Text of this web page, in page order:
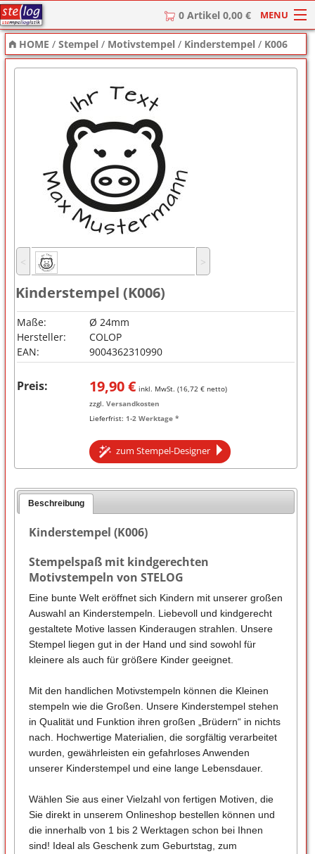
0 Artikel 0,00 € MENU
HOME
Stempel-Textplatten
Stempelzubehör
HOME /Stempel / Motivstempel / Kinderstempel / K006
˂ ˃
Kinderstempel (K006)
Maße:
Ø 24mm
Hersteller:
COLOP
EAN:
9004362310990
Preis: 19,90€ inkl. MwSt. (16,72€ netto)
zzgl. Versandkosten
Lieferfrist: 1-2 Werktage *
zum Stempel-Designer
Beschreibung
Kinderstempel (K006)
Stempelspaß mit kindgerechten
Motivstempeln von STELOG
Eine bunte Welt eröffnet sich Kindern mit unserer großen
Auswahl an Kinderstempeln. Liebevoll und kindgerecht
gestaltete Motive lassen Kinderaugen strahlen. Unsere
Stempel liegen gut in der Hand und sind sowohl für
kleinere als auch für größere Kinder geeignet.
Mit den handlichen Motivstempeln können die Kleinen
stempeln wie die Großen. Unsere Kinderstempel stehen
in Qualität und Funktion ihren großen „Brüdern“ in nichts
nach. Hochwertige Materialien, die sorgfältig verarbeitet
wurden, gewährleisten ein gefahrloses Anwenden
unserer Kinderstempel und eine lange Lebensdauer.
Wählen Sie aus einer Vielzahl von fertigen Motiven, die
Sie direkt in unserem Onlineshop bestellen können und
die innerhalb von 1 bis 2 Werktagen schon bei Ihnen
sind! Ideal als Geschenk zum Geburtstag, zum